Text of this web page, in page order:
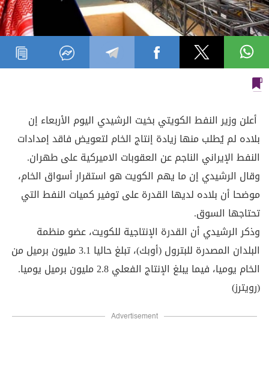
أعلن وزير النفط الكويتي بخيت الرشيدي اليوم الأربعاء إن
بلاده لم يُطلب منها زيادة إنتاج الخام لتعويض فاقد إمدادات
النفط الإيراني الناجم عن العقوبات الاميركية على طهران.
وقال الرشيدي إن ما يهم الكويت هو استقرار أسواق الخام،
موضحا أن بلاده لديها القدرة على توفير كميات النفط التي
تحتاجها السوق.
وذكر الرشيدي أن القدرة الإنتاجية للكويت، عضو منظمة
البلدان المصدرة للبترول (أوبك)، تبلغ حاليا 3.1 مليون برميل من
الخام يوميا، فيما يبلغ الإنتاج الفعلي 2.8 مليون برميل يوميا.
(رويترز)
Advertisement